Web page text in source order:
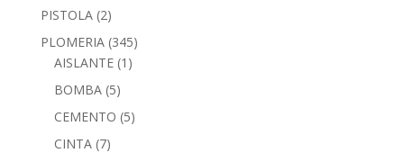
PISTOLA (2)
PLOMERIA (345)
AISLANTE (1)
BOMBA (5)
CEMENTO (5)
CINTA (7)